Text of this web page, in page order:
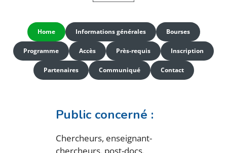
Home Informations générales Bourses
Programme Accès Près-requis Inscription
Partenaires Communiqué Contact
Public concerné :
Chercheurs, enseignant-